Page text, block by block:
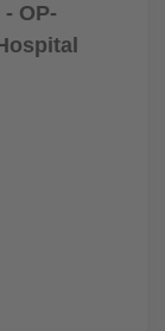
OP-